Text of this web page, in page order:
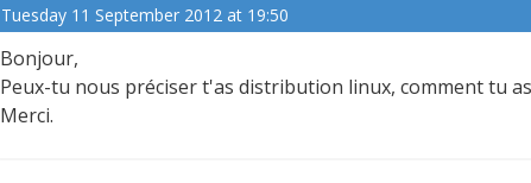
Tuesday 11 September 2012 at 19:50
Bonjour,
Peux-tu nous préciser t'as distribution linux, comment tu
Merci.